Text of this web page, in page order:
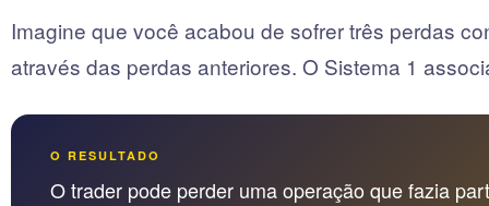
Imagine que você acabou de sofrer três perdas
através das perdas anteriores. O Sistema 1
O RESULTADO
O trader pode perder uma operação que fazia